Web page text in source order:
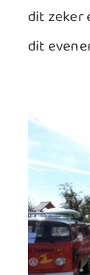
dit zeker
dit